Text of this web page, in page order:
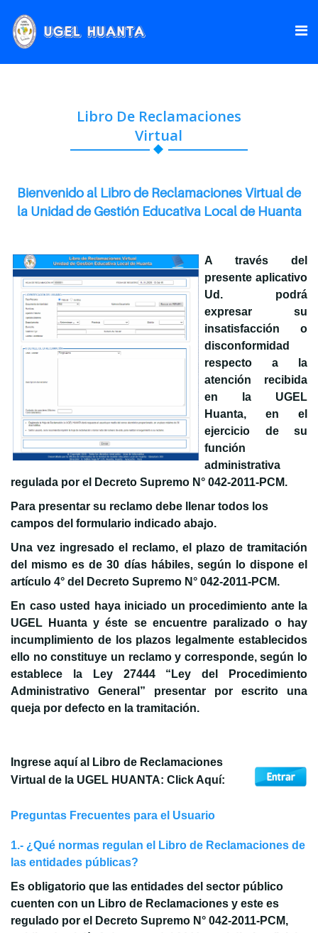
Libro De Reclamaciones
Virtual
Bienvenido al Libro de Reclamaciones Virtual de
la Unidad de Gestión Educativa Local de Huanta
A través del
presente aplicativo
Ud. podrá
expresar su
insatisfacción o
disconformidad
respecto a la
atención recibida
en la UGEL
Huanta, en el
ejercicio de su
función
administrativa
regulada por el Decreto Supremo N° 042-2011-PCM.
Para presentar su reclamo debe llenar todos los
campos del formulario indicado abajo.
Una vez ingresado el reclamo, el plazo de tramitación
del mismo es de 30 días hábiles, según lo dispone el
artículo 4° del Decreto Supremo N° 042-2011-PCM.
En caso usted haya iniciado un procedimiento ante la
UGEL Huanta y éste se encuentre paralizado o hay
incumplimiento de los plazos legalmente establecidos
ello no constituye un reclamo y corresponde, según lo
establece la Ley 27444 “Ley del Procedimiento
Administrativo General” presentar por escrito una
queja por defecto en la tramitación.
Ingrese aquí al Libro de Reclamaciones
Virtual de la UGEL HUANTA: Click Aquí:
Preguntas Frecuentes para el Usuario
1.- ¿Qué normas regulan el Libro de Reclamaciones de
las entidades públicas?
Es obligatorio que las entidades del sector público
cuenten con un Libro de Reclamaciones y este es
regulado por el Decreto Supremo N° 042-2011-PCM,